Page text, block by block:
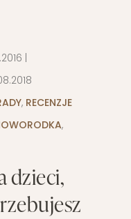
|
, RECENZJE
,
dzieci,